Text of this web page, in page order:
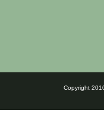
Copyright